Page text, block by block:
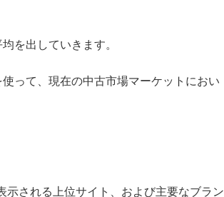
を出していきます。
って、現在の中古市場マーケットにおい
示される上位サイト、および主要なブラン